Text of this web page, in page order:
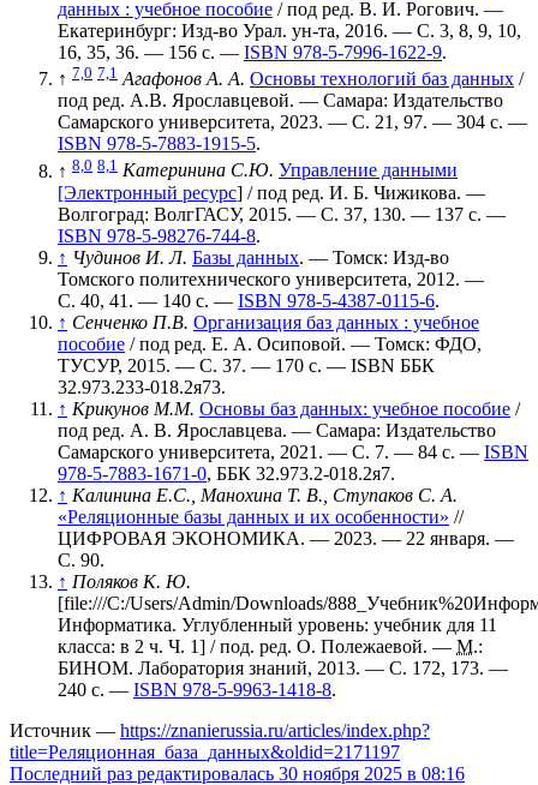
данных : учебное пособие / под ред. В. И. Рогович. —
Екатеринбург: Изд-во Урал. ун-та, 2016. — С. 3, 8, 9, 10,
16, 35, 36. — 156 с. — ISBN 978-5-7996-1622-9.
↑ 7,0 7,1 Агафонов А. А. Основы технологий баз данных /
под ред. А.В. Ярославцевой. — Самара: Издательство
Самарского университета, 2023. — С. 21, 97. — 304 с. —
ISBN 978-5-7883-1915-5.
↑ 8,0 8,1 Катеринина С.Ю. Управление данными
[Электронный ресурс] / под ред. И. Б. Чижикова. —
Волгоград: ВолгГАСУ, 2015. — С. 37, 130. — 137 с. —
ISBN 978-5-98276-744-8.
↑ Чудинов И. Л. Базы данных. — Томск: Изд-во
Томского политехнического университета, 2012. —
С. 40, 41. — 140 с. — ISBN 978-5-4387-0115-6.
↑ Сенченко П.В. Организация баз данных : учебное
пособие / под ред. Е. А. Осиповой. — Томск: ФДО,
ТУСУР, 2015. — С. 37. — 170 с. — ISBN ББК
32.973.233-018.2я73.
↑ Крикунов М.М. Основы баз данных: учебное пособие /
под ред. А. В. Ярославцева. — Самара: Издательство
Самарского университета, 2021. — С. 7. — 84 с. — ISBN
978-5-7883-1671-0, ББК 32.973.2-018.2я7.
↑ Калинина Е.С., Манохина Т. В., Ступаков С. А.
«Реляционные базы данных и их особенности» //
ЦИФРОВАЯ ЭКОНОМИКА. — 2023. — 22 января. —
С. 90.
↑ Поляков К. Ю.
[file:///C:/Users/Admin/Downloads/
Информатика. Углубленный уровень: учебник для 11
класса: в 2 ч. Ч. 1] / под. ред. О. Полежаевой. — М.:
БИНОМ. Лаборатория знаний, 2013. — С. 172, 173. —
240 с. — ISBN 978-5-9963-1418-8.
Источник — https://znanierussia.ru/articles/index.php?
title=Реляционная_база_данных&oldid=2171197
Последний раз редактировалась 30 ноября 2025 в 08:16